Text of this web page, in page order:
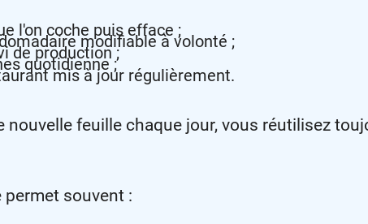
l'on coche puis efface ;
modifiable à volonté ;
de production ;
quotidienne ;
mis à jour régulièrement.
nouvelle feuille chaque jour, vous réutilisez
souvent :